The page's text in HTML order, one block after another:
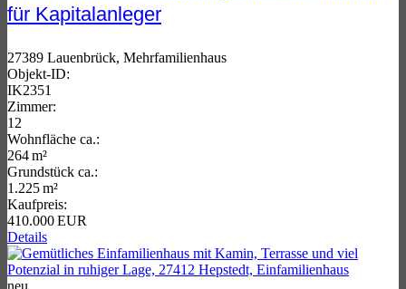
für Kapitalanleger
27389 Lauenbrück, Mehrfamilienhaus
Objekt-ID:
IK2351
Zimmer:
12
Wohnfläche ca.:
264 m²
Grund­stück ca.:
1.225 m²
Kaufpreis:
410.000 EUR
Details